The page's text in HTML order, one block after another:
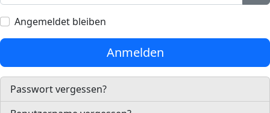
Angemeldet bleiben
Anmelden
Passwort vergessen?